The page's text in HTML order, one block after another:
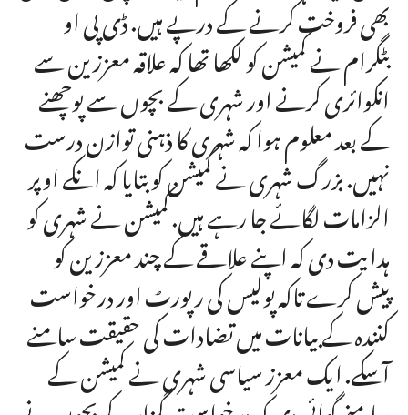
بھی فروخت کرنے کے درپے ہیں. ڈی پی او
بٹگرام نے کمیشن کو لکھا تھا کہ علاقہ معززین سے
انکوائری کرنے اور شہری کے بچوں سے پوچھنے
کے بعد معلوم ہوا کہ شہری کا ذہنی توازن درست
نہیں. بزرگ شہری نے کمیشن کو بتایا کہ انکے اوپر
الزامات لگائے جا رہے ہیں. کمیشن نے شہری کو
ہدایت دی کہ اپنے علاقے کے چند معززین کو
پیش کرے تاکہ پولیس کی رپورٹ اور درخواست
کنندہ کے بیانات میں تضادات کی حقیقت سامنے
آسکے. ایک معزز سیاسی شہری نے کمیشن کے